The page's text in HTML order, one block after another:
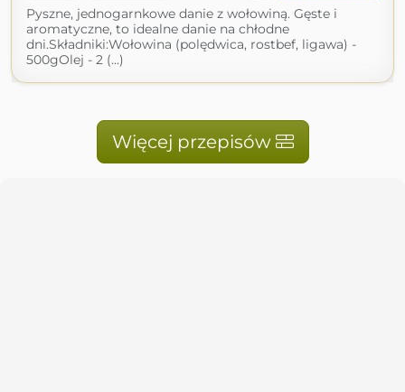
Pyszne, jednogarnkowe danie z wołowiną. Gęste i
aromatyczne, to idealne danie na chłodne
dni.Składniki:Wołowina (polędwica, rostbef, ligawa) -
500gOlej - 2 (...)
Więcej przepisów